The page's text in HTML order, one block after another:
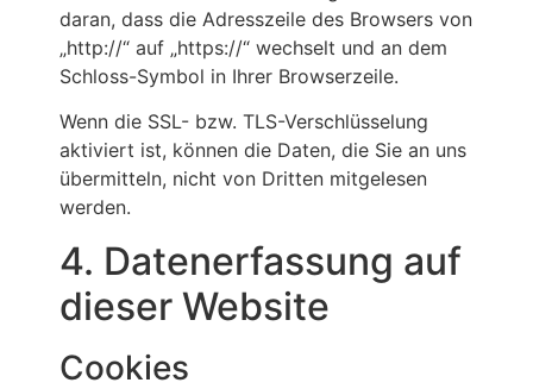
daran, dass die Adresszeile des Browsers von
„http://“ auf „https://“ wechselt und an dem
Schloss-Symbol in Ihrer Browserzeile.
Wenn die SSL- bzw. TLS-Verschlüsselung
aktiviert ist, können die Daten, die Sie an uns
übermitteln, nicht von Dritten mitgelesen
werden.
4. Datenerfassung auf
dieser Website
Cookies